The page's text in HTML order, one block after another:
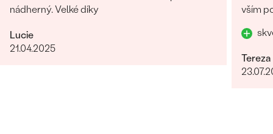
nádherný. Velké díky
Lucie
21.04.2025
vším
Tereza